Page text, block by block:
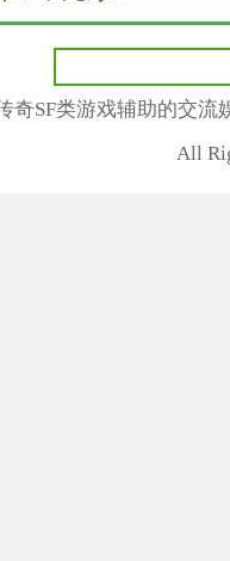
奇SF类游戏辅助的交
All